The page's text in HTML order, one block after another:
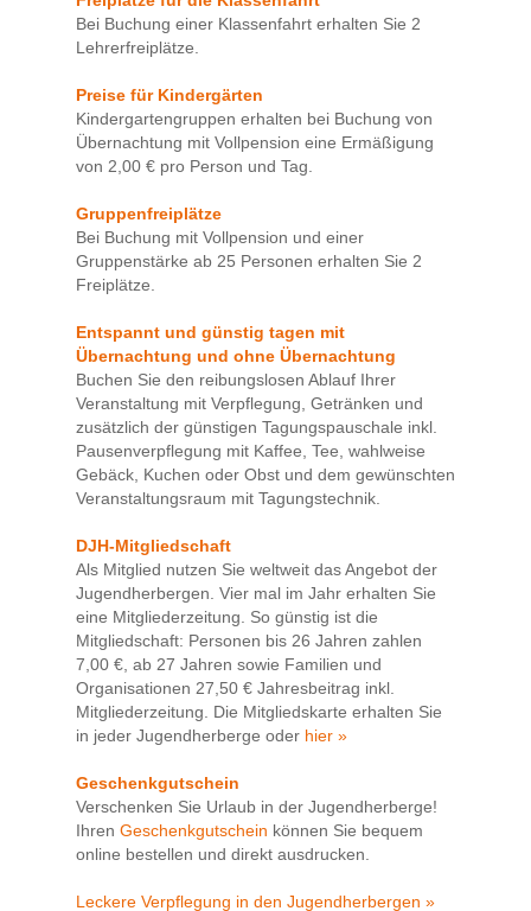
Bei Buchung einer Klassenfahrt erhalten Sie 2
Lehrerfreiplätze.
Preise für Kindergärten
Kindergartengruppen erhalten bei Buchung von
Übernachtung mit Vollpension eine Ermäßigung
von 2,00 € pro Person und Tag.
Gruppenfreiplätze
Bei Buchung mit Vollpension und einer
Gruppenstärke ab 25 Personen erhalten Sie 2
Freiplätze.
Entspannt und günstig tagen mit
Übernachtung und ohne Übernachtung
Buchen Sie den reibungslosen Ablauf Ihrer
Veranstaltung mit Verpflegung, Getränken und
zusätzlich der günstigen Tagungspauschale inkl.
Pausenverpflegung mit Kaffee, Tee, wahlweise
Gebäck, Kuchen oder Obst und dem gewünschten
Veranstaltungsraum mit Tagungstechnik.
DJH-Mitgliedschaft
Als Mitglied nutzen Sie weltweit das Angebot der
Jugendherbergen. Vier mal im Jahr erhalten Sie
eine Mitgliederzeitung. So günstig ist die
Mitgliedschaft: Personen bis 26 Jahren zahlen
7,00 €, ab 27 Jahren sowie Familien und
Organisationen 27,50 € Jahresbeitrag inkl.
Mitgliederzeitung. Die Mitgliedskarte erhalten Sie
in jeder Jugendherberge oder hier »
Geschenkgutschein
Verschenken Sie Urlaub in der Jugendherberge!
Ihren Geschenkgutschein können Sie bequem
online bestellen und direkt ausdrucken.
Leckere Verpflegung in den Jugendherbergen »